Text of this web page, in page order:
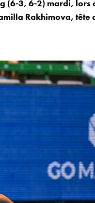
(6-3, 6-2) mardi, lors
Rakhimova, tête